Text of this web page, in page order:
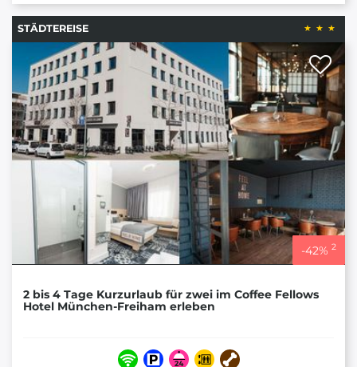
STÄDTEREISE
-42% 2
2 bis 4 Tage Kurzurlaub für zwei im Coffee Fellows
Hotel München-Freiham erleben